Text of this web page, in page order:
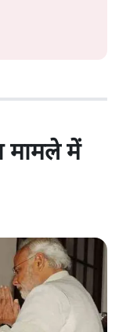
मामले में